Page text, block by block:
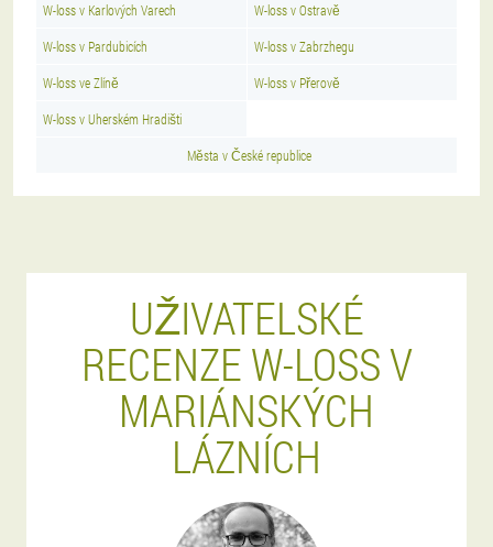
W-loss v Karlových Varech W-loss v Ostravě
W-loss v Pardubicích W-loss v Zabrzhegu
W-loss ve Zlíně W-loss v Přerově
W-loss v Uherském Hradišti
Města v České republice
UŽIVATELSKÉ
RECENZE W-LOSS V
MARIÁNSKÝCH
LÁZNÍCH